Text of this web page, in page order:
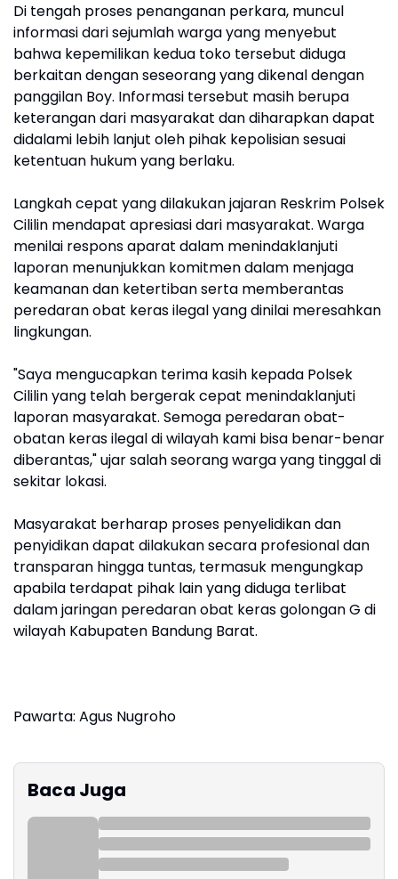
Di tengah proses penanganan perkara, muncul
informasi dari sejumlah warga yang menyebut
bahwa kepemilikan kedua toko tersebut diduga
berkaitan dengan seseorang yang dikenal dengan
panggilan Boy. Informasi tersebut masih berupa
keterangan dari masyarakat dan diharapkan dapat
didalami lebih lanjut oleh pihak kepolisian sesuai
ketentuan hukum yang berlaku.
Langkah cepat yang dilakukan jajaran Reskrim Polsek
Cililin mendapat apresiasi dari masyarakat. Warga
menilai respons aparat dalam menindaklanjuti
laporan menunjukkan komitmen dalam menjaga
keamanan dan ketertiban serta memberantas
peredaran obat keras ilegal yang dinilai meresahkan
lingkungan.
"Saya mengucapkan terima kasih kepada Polsek
Cililin yang telah bergerak cepat menindaklanjuti
laporan masyarakat. Semoga peredaran obat-
obatan keras ilegal di wilayah kami bisa benar-benar
diberantas," ujar salah seorang warga yang tinggal di
sekitar lokasi.
Masyarakat berharap proses penyelidikan dan
penyidikan dapat dilakukan secara profesional dan
transparan hingga tuntas, termasuk mengungkap
apabila terdapat pihak lain yang diduga terlibat
dalam jaringan peredaran obat keras golongan G di
wilayah Kabupaten Bandung Barat.
Pawarta: Agus Nugroho
Baca Juga